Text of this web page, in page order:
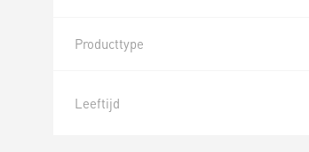
Producttype
Leeftijd